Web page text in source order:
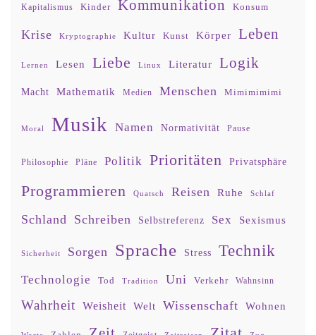
Kapitalismus Kinder Kommunikation Konsum
Krise Kryptographie Kultur Kunst Körper Leben
Lernen Lesen Liebe Linux Literatur Logik
Macht Mathematik Medien Menschen Mimimimimi
Moral Musik Namen Normativität Pause
Philosophie Pläne Politik Prioritäten Privatsphäre
Programmieren Quatsch Reisen Ruhe Schlaf
Schland Schreiben Selbstreferenz Sex Sexismus
Sicherheit Sorgen Sprache Stress Technik
Technologie Tod Tradition Uni Verkehr Wahnsinn
Wahrheit Weisheit Welt Wissenschaft Wohnen